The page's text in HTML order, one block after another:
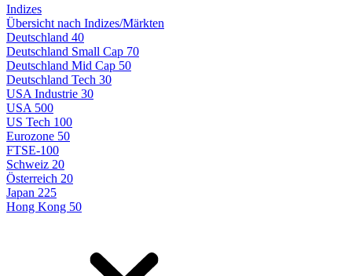
Indizes
Übersicht nach Indizes/Märkten
Deutschland 40
Deutschland Small Cap 70
Deutschland Mid Cap 50
Deutschland Tech 30
USA Industrie 30
USA 500
US Tech 100
Eurozone 50
FTSE-100
Schweiz 20
Österreich 20
Japan 225
Hong Kong 50